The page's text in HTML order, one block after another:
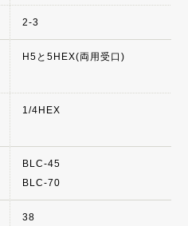
2-3
H5と5HEX(両用受口)
1/4HEX
BLC-45
BLC-70
38